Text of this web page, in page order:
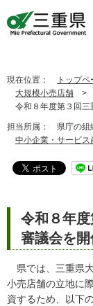
現在位置： トップペ
大規模小売店舗 >
令和８年度第３回三
担当所属： 県庁の
中小企業・サービス
令和８年
審議会を
県では、三重県
小売店舗の立地に
資するため、以下